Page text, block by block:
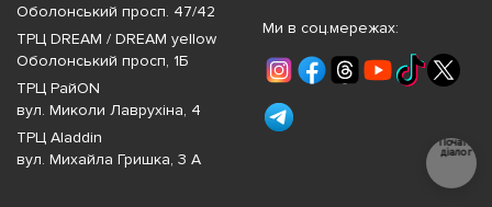
Оболонський просп. 47/42
ТРЦ DREAM / DREAM yellow
Оболонський просп, 1Б
ТРЦ РайON
вул. Миколи Лаврухіна, 4
ТРЦ Aladdin
вул. Михайла Гришка, 3 А
Ми в соц.мережах:
Почати
діалог